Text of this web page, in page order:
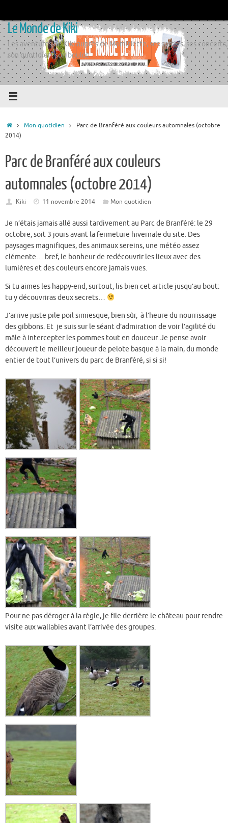
contenu
Le Monde de Kiki
Les aventures de Kiki auprès de Momiflette, ses sorties, ses concerts,
son quotidien, son boulot
Accueil
Mon quotidien
Parc de Branféré aux couleurs automnales (octobre
2014)
Parc de Branféré aux couleurs
automnales (octobre 2014)
Kiki 11 novembre 2014 Mon quotidien
Je n’étais jamais allé aussi tardivement au Parc de Branféré: le 29
octobre, soit 3 jours avant la fermeture hivernale du site. Des
paysages magnifiques, des animaux sereins, une météo assez
clémente… bref, le bonheur de redécouvrir les lieux avec des
lumières et des couleurs encore jamais vues.
Si tu aimes les happy-end, surtout, lis bien cet article jusqu’au bout:
tu y découvriras deux secrets…
J’arrive juste pile poil simiesque, bien sûr, à l’heure du nourrissage
des gibbons. Et je suis sur le séant d’admiration de voir l’agilité du
mâle à intercepter les pommes tout en douceur. Je pense avoir
découvert le meilleur joueur de pelote basque à la main, du monde
entier de tout l’univers du parc de Branféré, si si si!
Pour ne pas déroger à la règle, je file derrière le château pour rendre
visite aux wallabies avant l’arrivée des groupes.